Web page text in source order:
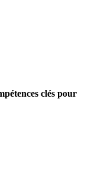
clés pour